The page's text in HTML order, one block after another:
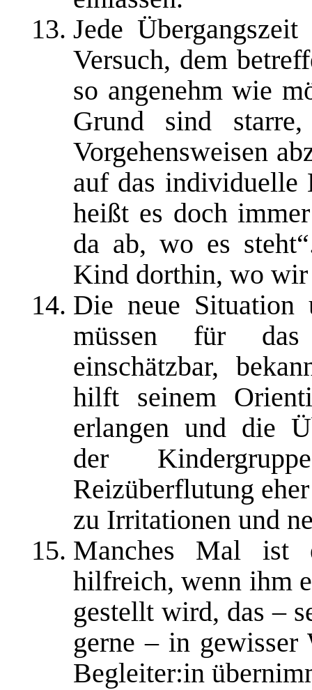
Jede
Versuch, dem
so angenehm wie
Grund sind starre,
Vorgehensweisen
auf das individuelle
heißt es doch
da ab, wo es
Kind dorthin, wo wir
Die neue Situation
müssen für
einschätzbar,
hilft seinem
erlangen und die
der
Reizüberflutung
zu Irritationen und
Manches Mal ist
hilfreich, wenn ihm
gestellt wird, das –
gerne – in gewisser
Begleiter:in